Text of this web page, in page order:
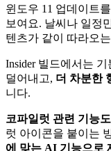
윈도우 11 업데이트
보여요. 날씨나 일정
텐츠가 같이 따라오
Insider 빌드에서는
덜어내고, 더 차분한
니다.
코파일럿 관련 기능
럿 아이콘을 붙이는
에 맞는 AI 기능으로